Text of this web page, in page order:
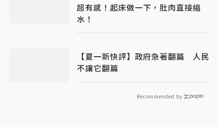
超有感！起床做一下，肚肉直接縮
水！
【夏一新快評】政府急著翻篇 人民
不讓它翻篇
Recommended by